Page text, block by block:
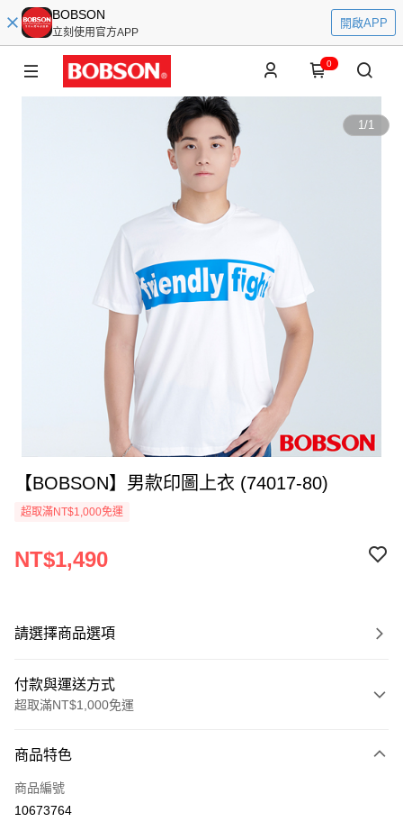
BOBSON
立刻使用官方APP
開啟APP
0
1/1
【BOBSON】男款印圖上衣 (74017-80)
超取滿NT$1,000免運
NT$1,490
請選擇商品選項
付款與運送方式
超取滿NT$1,000免運
信用卡一次付款
Apple Pay
商品特色
商品編號
10673764